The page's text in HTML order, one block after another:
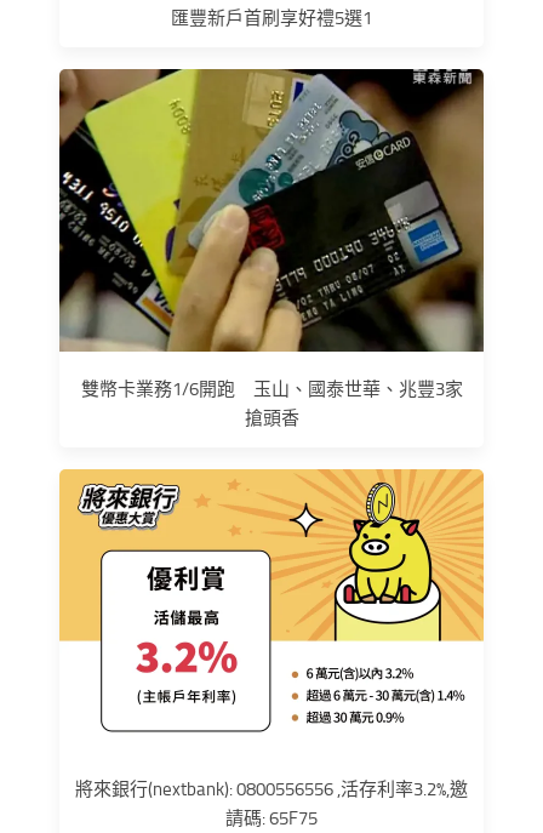
匯豐新戶首刷享好禮5選1
雙幣卡業務1/6開跑 玉山、國泰世華、兆豐3家
搶頭香
將來銀行(nextbank): 0800556556 ,活存利率3.2%,邀
請碼: 65F75